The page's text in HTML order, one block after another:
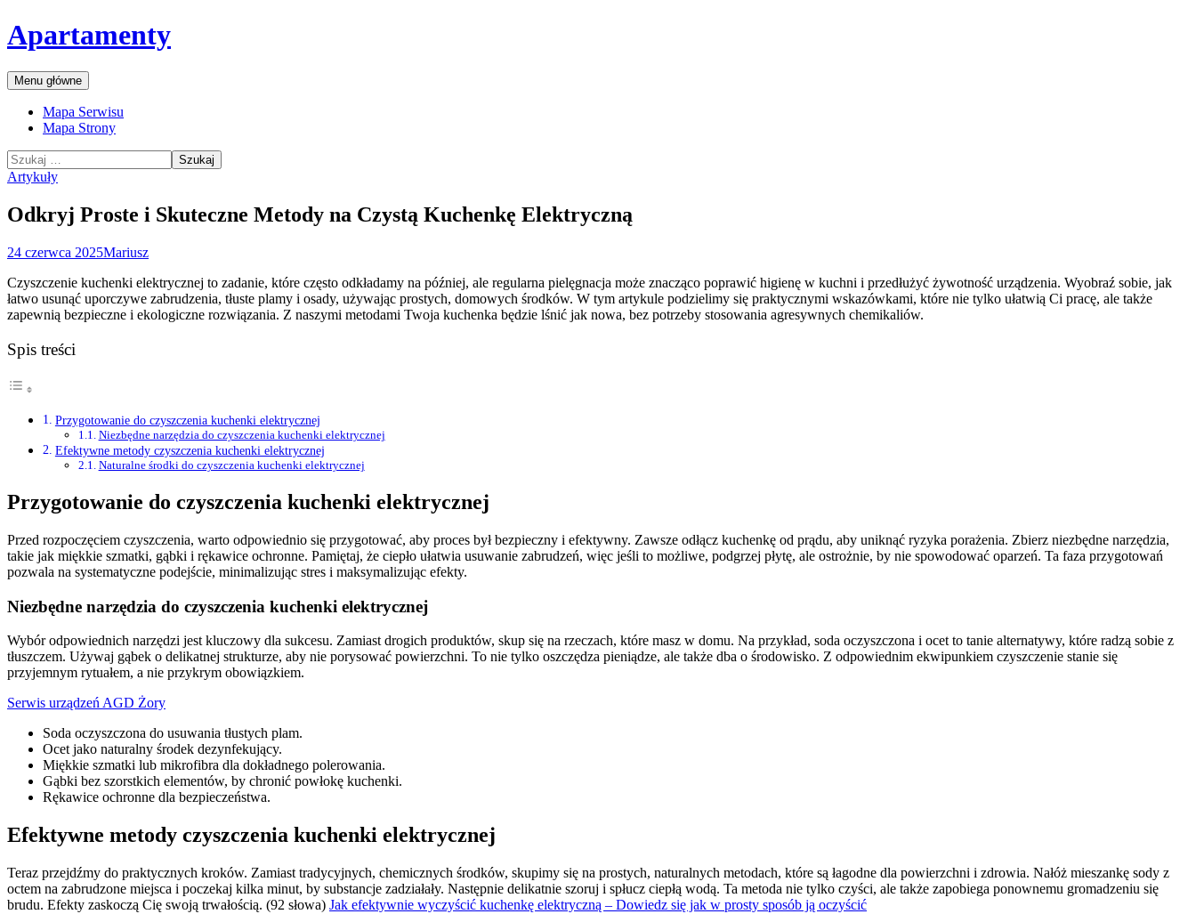
Przejdź
do
Apartamenty
Szukaj
Menu główne
Mapa Serwisu
Mapa Strony
Szukaj:
Artykuły
Odkryj Proste i Skuteczne Metody na Czystą Kuchenkę Elektryczną
24 czerwca 2025Mariusz
Czyszczenie kuchenki elektrycznej to zadanie, które często odkładamy na później, ale regularna pielęgnacja może znacząco poprawić higienę w kuchni i przedłużyć żywotność urządzenia. Wyobraź sobie, jak
łatwo usunąć uporczywe zabrudzenia, tłuste plamy i osady, używając prostych, domowych środków. W tym artykule podzielimy się praktycznymi wskazówkami, które nie tylko ułatwią Ci pracę, ale także
zapewnią bezpieczne i ekologiczne rozwiązania. Z naszymi metodami Twoja kuchenka będzie lśnić jak nowa, bez potrzeby stosowania agresywnych chemikaliów.
Spis treści
Przygotowanie do czyszczenia kuchenki elektrycznej
Niezbędne narzędzia do czyszczenia kuchenki elektrycznej
Efektywne metody czyszczenia kuchenki elektrycznej
Naturalne środki do czyszczenia kuchenki elektrycznej
Przygotowanie do czyszczenia kuchenki elektrycznej
Przed rozpoczęciem czyszczenia, warto odpowiednio się przygotować, aby proces był bezpieczny i efektywny. Zawsze odłącz kuchenkę od prądu, aby uniknąć ryzyka porażenia. Zbierz niezbędne narzędzia,
takie jak miękkie szmatki, gąbki i rękawice ochronne. Pamiętaj, że ciepło ułatwia usuwanie zabrudzeń, więc jeśli to możliwe, podgrzej płytę, ale ostrożnie, by nie spowodować oparzeń. Ta faza przygotowań
pozwala na systematyczne podejście, minimalizując stres i maksymalizując efekty.
Niezbędne narzędzia do czyszczenia kuchenki elektrycznej
Wybór odpowiednich narzędzi jest kluczowy dla sukcesu. Zamiast drogich produktów, skup się na rzeczach, które masz w domu. Na przykład, soda oczyszczona i ocet to tanie alternatywy, które radzą sobie z
tłuszczem. Używaj gąbek o delikatnej strukturze, aby nie porysować powierzchni. To nie tylko oszczędza pieniądze, ale także dba o środowisko. Z odpowiednim ekwipunkiem czyszczenie stanie się
przyjemnym rytuałem, a nie przykrym obowiązkiem.
Serwis urządzeń AGD Żory
Soda oczyszczona do usuwania tłustych plam.
Ocet jako naturalny środek dezynfekujący.
Miękkie szmatki lub mikrofibra dla dokładnego polerowania.
Gąbki bez szorstkich elementów, by chronić powłokę kuchenki.
Rękawice ochronne dla bezpieczeństwa.
Efektywne metody czyszczenia kuchenki elektrycznej
Teraz przejdźmy do praktycznych kroków. Zamiast tradycyjnych, chemicznych środków, skupimy się na prostych, naturalnych metodach, które są łagodne dla powierzchni i zdrowia. Nałóż mieszankę sody z
octem na zabrudzone miejsca i poczekaj kilka minut, by substancje zadziałały. Następnie delikatnie szoruj i spłucz ciepłą wodą. Ta metoda nie tylko czyści, ale także zapobiega ponownemu gromadzeniu się
brudu. Efekty zaskoczą Cię swoją trwałością. (92 słowa) Jak efektywnie wyczyścić kuchenkę elektryczną – Dowiedz się jak w prosty sposób ją oczyścić